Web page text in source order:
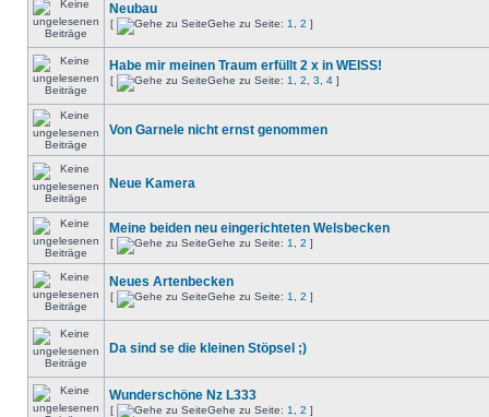
Neubau
[ Gehe zu Seite: 1 2 ]
Habe mir meinen Traum erfüllt 2 x in WEISS!
[ Gehe zu Seite: 1 2 3 4 ]
Von Garnele nicht ernst genommen
Neue Kamera
Meine beiden neu eingerichteten Welsbecken
[ Gehe zu Seite: 1 2 ]
Neues Artenbecken
[ Gehe zu Seite: 1 2 ]
Da sind se die kleinen Stöpsel ;)
Wunderschöne Nz L333
[ Gehe zu Seite: 1 2 ]